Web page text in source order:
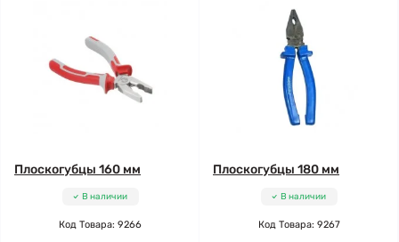
Плоскогубцы 160 мм
В наличии
Код Товара: 9266
Плоскогубцы 180 мм
В наличии
Код Товара: 9267